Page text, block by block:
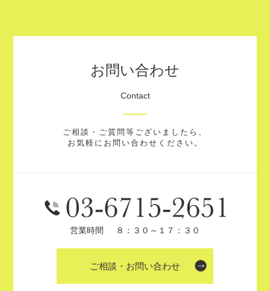
お問い合わせ
Contact
ご相談・ご質問等ございましたら、
お気軽にお問い合わせください。
営業時間 ８：３０～１７：３０
ご相談・お問い合わせ